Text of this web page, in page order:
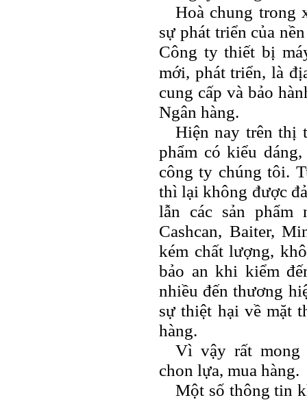
Hoà chung trong
sự phát triển của
Công ty thiết bị
mới, phát triển, là
cung cấp và bảo
Ngân hàng.
Hiện nay trên thị
phẩm có kiểu
công ty chúng tôi.
thì lại không được
lẫn các sản phẩm
Cashcan, Baiter,
kém chất lượng,
bảo an khi kiểm
nhiều đến thương
sự thiệt hại về mặt
hàng.
Vì vậy rất mong
chon lựa, mua hàng.
Một số thông tin